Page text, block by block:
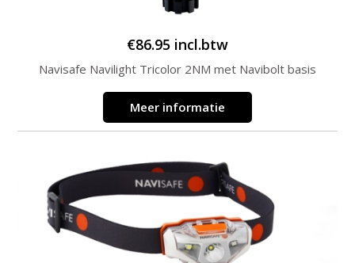
€86.95 incl.btw
Navisafe Navilight Tricolor 2NM met Navibolt basis
Meer informatie